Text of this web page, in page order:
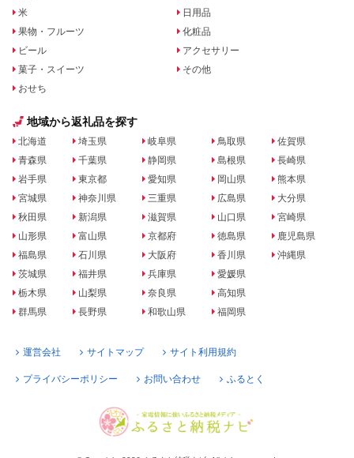
米
果物・フルーツ
ビール
菓子・スイーツ
おせち
日用品
化粧品
アクセサリー
その他
地域から返礼品を探す
北海道
青森県
岩手県
宮城県
秋田県
山形県
福島県
茨城県
栃木県
群馬県
埼玉県
千葉県
東京都
神奈川県
新潟県
富山県
石川県
福井県
山梨県
長野県
岐阜県
静岡県
愛知県
三重県
滋賀県
京都府
大阪府
兵庫県
奈良県
和歌山県
鳥取県
島根県
岡山県
広島県
山口県
徳島県
香川県
愛媛県
高知県
福岡県
佐賀県
長崎県
熊本県
大分県
宮崎県
鹿児島県
沖縄県
運営会社 サイトマップ サイト利用規約
プライバシーポリシー お問い合わせ ふるとく